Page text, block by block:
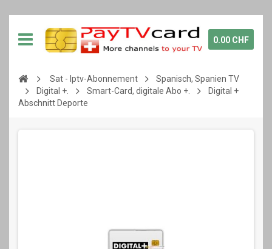
0.00 CHF
Sat - Iptv-Abonnement
Spanisch, Spanien TV
Digital +.
Smart-Card, digitale Abo +.
Digital +
Abschnitt Deporte